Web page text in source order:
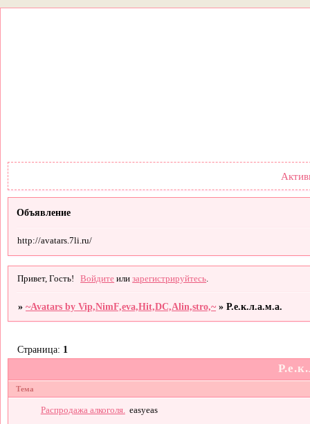
Объявление
http://avatars.7li.ru/
Привет, Гость! Войдите илизарегистрируйтесь
»~Avatars by Vip,NimF,eva,Hit,DC,Alin,stro,~ »Р.е.к.л.а.м.а.
Страница: 1
Тема
Распродажа алкоголя. easyeas